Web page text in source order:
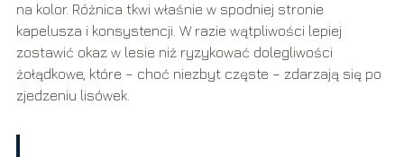
na kolor. Różnica tkwi właśnie w spodniej stronie
kapelusza i konsystencji. W razie wątpliwości lepiej
zostawić okaz w lesie niż ryzykować dolegliwości
żołądkowe, które – choć niezbyt częste – zdarzają się po
zjedzeniu lisówek.